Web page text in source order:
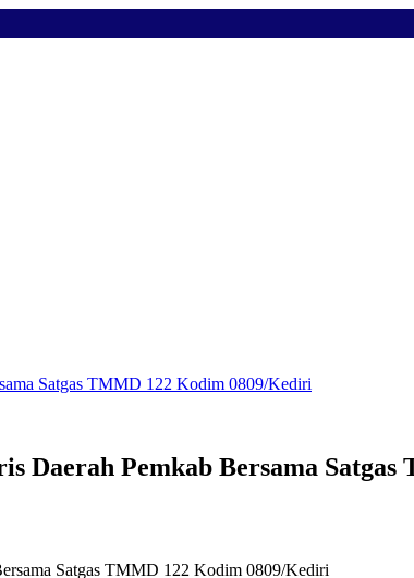
Satgas TMMD 122 Kodim 0809/Kediri
Daerah Pemkab Bersama